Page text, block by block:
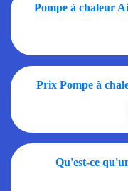
Pompe à chaleur
Prix Pompe à
Qu'est-ce